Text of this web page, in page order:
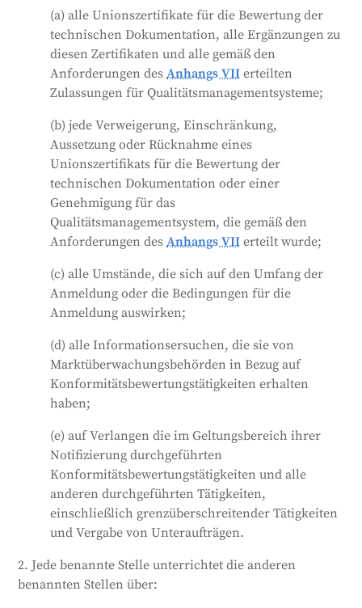
Darüber hinaus müssen sie andere notifizierte
Stellen über alle von ihnen erteilten, verweigerten,
ausgesetzten oder zurückgezogenen Zulassungen
oder Bescheinigungen informieren. Sie sollten auch
Informationen über negative und positive
austauschen. Alle diese Informationen müssen sie
jedoch vertraulich behandeln.
Generiert vonCLaiRK, bearbeitet von uns.
(a) alle Unionszertifikate für die Bewertung der
technischen Dokumentation, alle Ergänzungen zu
diesen Zertifikaten und alle gemäß den
Anforderungen desAnhangs VII erteilten
Zulassungen für Qualitätsmanagementsysteme;
(b) jede Verweigerung, Einschränkung,
Aussetzung oder Rücknahme eines
Unionszertifikats für die Bewertung der
technischen Dokumentation oder einer
Genehmigung für das
Qualitätsmanagementsystem, die gemäß den
Anforderungen desAnhangs VII erteilt wurde;
(c) alle Umstände, die sich auf den Umfang der
Anmeldung oder die Bedingungen für die
Anmeldung auswirken;
(d) alle Informationsersuchen, die sie von
Marktüberwachungsbehörden in Bezug auf
Konformitätsbewertungstätigkeiten erhalten
haben;
(e) auf Verlangen die im Geltungsbereich ihrer
Notifizierung durchgeführten
Konformitätsbewertungstätigkeiten und alle
anderen durchgeführten Tätigkeiten,
einschließlich grenzüberschreitender Tätigkeiten
und Vergabe von Unteraufträgen.
2. Jede benannte Stelle unterrichtet die anderen
benannten Stellen über: